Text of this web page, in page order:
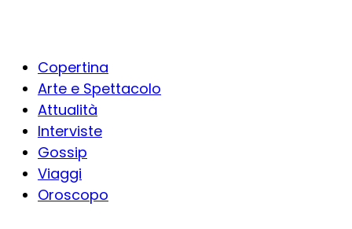
Copertina
Arte e Spettacolo
Attualità
Interviste
Gossip
Viaggi
Oroscopo